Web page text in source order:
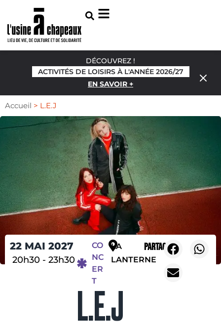
DÉCOUVREZ !
ACTIVITÉS DE LOISIRS À L'ANNÉE 2026/27
EN SAVOIR +
Accueil > L.E.J
22 MAI 2027
20h30- 23h30
CO
NC
ER
T
LA
LANTERNE
L.E.J
Partager